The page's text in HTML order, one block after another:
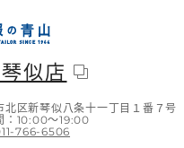
似店
北区新琴似八条十一丁目１番７号
：10:00～19:00
766-6506